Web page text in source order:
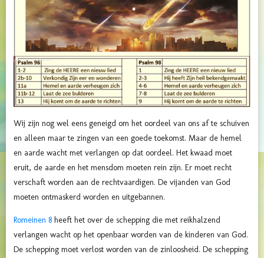
Wij zijn nog wel eens geneigd om het oordeel van ons af te schuiven
en alleen maar te zingen van een goede toekomst. Maar de hemel
en aarde wacht met verlangen op dat oordeel. Het kwaad moet
eruit, de aarde en het mensdom moeten rein zijn. Er moet recht
verschaft worden aan de rechtvaardigen. De vijanden van God
moeten ontmaskerd worden en uitgebannen.
Romeinen 8 heeft het over de schepping die met reikhalzend
verlangen wacht op het openbaar worden van de kinderen van God.
De schepping moet verlost worden van de zinloosheid. De schepping